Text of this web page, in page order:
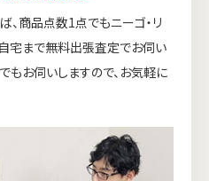
、商品点数1点でもニーゴ・リ
宅まで無料出張査定でお伺い
もお伺いしますので、お気軽に